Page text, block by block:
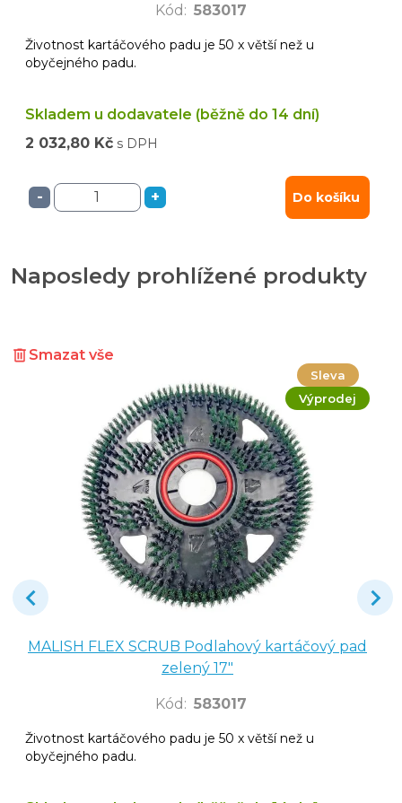
Kód : 583017
Životnost kartáčového padu je 50 x větší než u
obyčejného padu.
Skladem u dodavatele (běžně do 14 dní)
2 032,80 Kč s DPH
- + Do košíku
Naposledy prohlížené produkty
Smazat vše
Sleva
Výprodej
MALISH FLEX SCRUB Podlahový kartáčový pad
zelený 17"
Kód : 583017
Životnost kartáčového padu je 50 x větší než u
obyčejného padu.